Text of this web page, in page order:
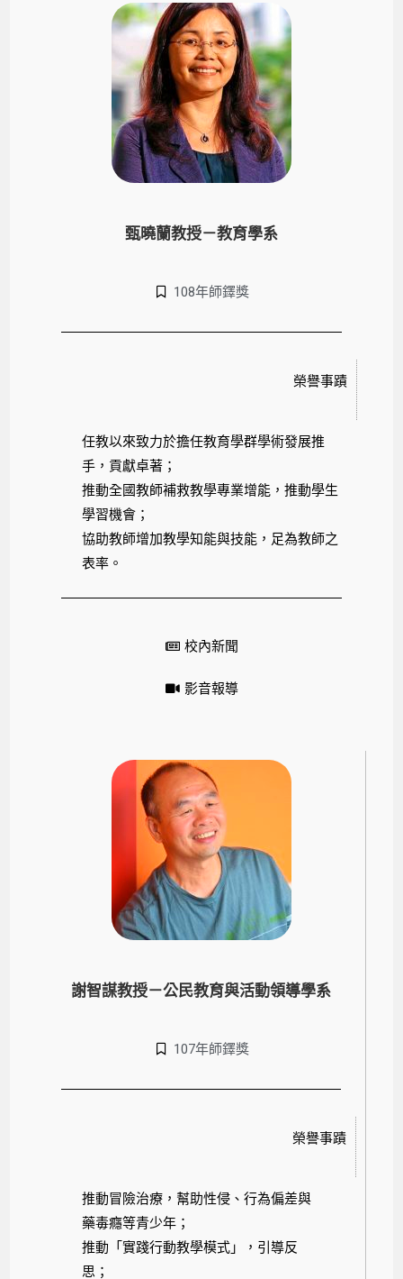
甄曉蘭教授－教育學系
108年師鐸獎
榮譽事蹟
任教以來致力於擔任教育學群學術發展推
手，貢獻卓著；
推動全國教師補救教學專業增能，推動學生
學習機會；
協助教師增加教學知能與技能，足為教師之
表率。
校內新聞
影音報導
謝智謀教授－公民教育與活動領導學系
107年師鐸獎
榮譽事蹟
推動冒險治療，幫助性侵、行為偏差與
藥毒癮等青少年；
推動「實踐行動教學模式」，引導反
思；